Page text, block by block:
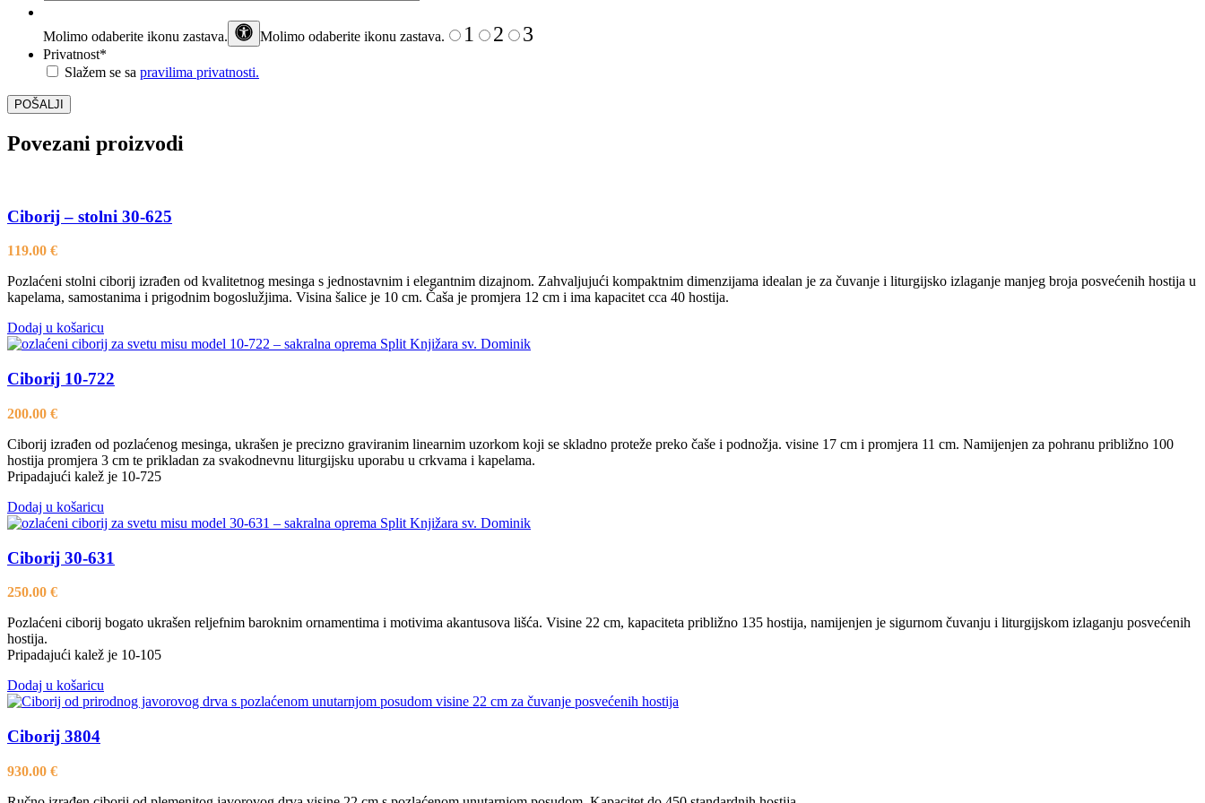
Molimo odaberite ikonu zastava. Molimo odaberite ikonu zastava. 1 2 3
Privatnost*
Slažem se sa pravilima privatnosti.
Povezani proizvodi
Ciborij – stolni 30-625
119.00 €
Pozlaćeni stolni ciborij izrađen od kvalitetnog mesinga s jednostavnim i elegantnim dizajnom. Zahvaljujući kompaktnim dimenzijama idealan je za čuvanje i liturgijsko izlaganje manjeg broja posvećenih hostija u
kapelama, samostanima i prigodnim bogoslužjima. Visina šalice je 10 cm. Čaša je promjera 12 cm i ima kapacitet cca 40 hostija.
Dodaj u košaricu
Ciborij 10-722
200.00 €
Ciborij izrađen od pozlaćenog mesinga, ukrašen je precizno graviranim linearnim uzorkom koji se skladno proteže preko čaše i podnožja. visine 17 cm i promjera 11 cm. Namijenjen za pohranu približno 100
hostija promjera 3 cm te prikladan za svakodnevnu liturgijsku uporabu u crkvama i kapelama.
Pripadajući kalež je 10-725
Dodaj u košaricu
Ciborij 30-631
250.00 €
Pozlaćeni ciborij bogato ukrašen reljefnim baroknim ornamentima i motivima akantusova lišća. Visine 22 cm, kapaciteta približno 135 hostija, namijenjen je sigurnom čuvanju i liturgijskom izlaganju posvećenih
hostija.
Pripadajući kalež je 10-105
Dodaj u košaricu
Ciborij 3804
930.00 €